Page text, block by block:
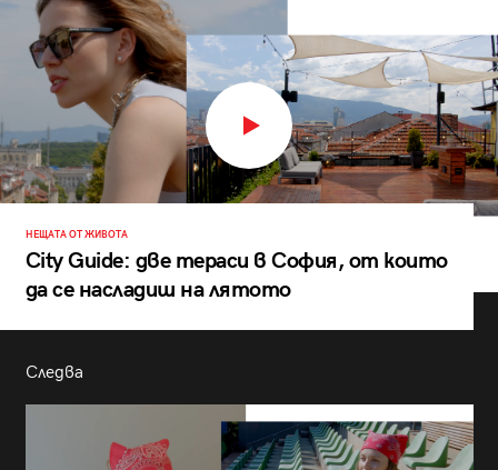
НЕЩАТА ОТ ЖИВОТА
City Guide: две тераси в София, от които
да се насладиш на лятото
Следва